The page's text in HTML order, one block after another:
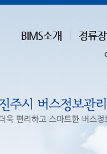
BIMS소개 정류